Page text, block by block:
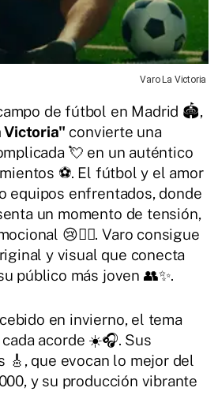
Varo La Victoria
de fútbol en Madrid 🏟️,
Victoria" convierte una
💘 en un auténtico
⚽. El fútbol y el amor
equipos enfrentados, donde
un momento de tensión,
😢❤️‍🔥. Varo consigue
y visual que conecta
público más joven 👥✨.
en invierno, el tema
acorde ☀️🎧. Sus
🎸, que evocan lo mejor del
y su producción vibrante